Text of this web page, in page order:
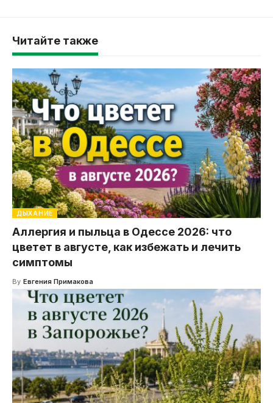
Читайте также
ДЫХАНИЕ
Аллергия и пыльца в Одессе 2026: что
цветет в августе, как избежать и лечить
симптомы
By Евгения Примакова